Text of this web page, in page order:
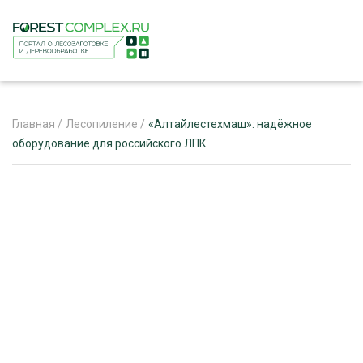
Главная / Лесопиление / «Алтайлестехмаш»: надёжное
оборудование для российского ЛПК